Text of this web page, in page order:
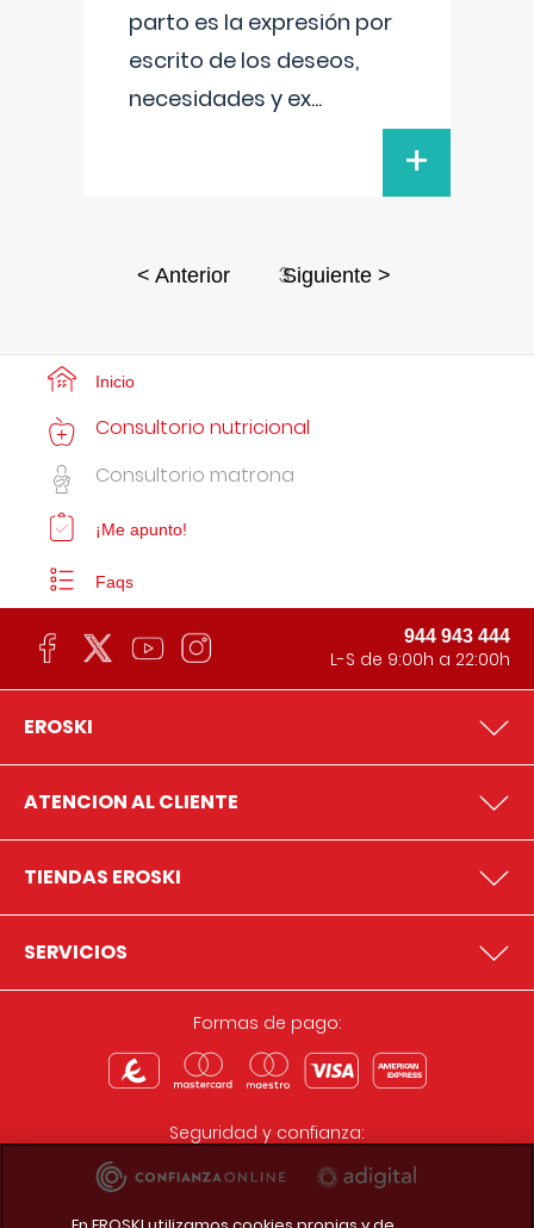
parto es la expresión por
escrito de los deseos,
necesidades y ex...
+
< Anterior 3Siguiente >
Inicio
Consultorio nutricional
Consultorio matrona
¡Me apunto!
Faqs
944 943 444
L-S de 9:00h a 22:00h
EROSKI
ATENCION AL CLIENTE
TIENDAS EROSKI
SERVICIOS
Formas de pago:
Seguridad y confianza: